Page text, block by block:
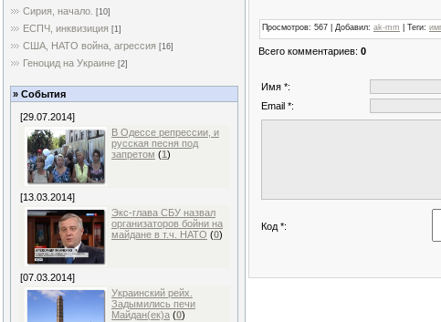
Сирия, начало. [10]
ЕСПЧ, инквизиция [1]
США, НАТО война, агрессия [16]
Геноцид на Украине [2]
» События
[29.07.2014]
В Одессе репрессии, и
русская песня под
запретом (1)
[13.03.2014]
Экс-глава СБУ назвал
организаторов бойни на
майдане в т.ч. НАТО (0)
[07.03.2014]
Украинский рейх.
Задымились печи
Майдан(ек)а (0)
Просмотров: 567 | Добавил: ak-mm Теги:
Всего комментариев: 0
Имя *:
Email *:
Код *: